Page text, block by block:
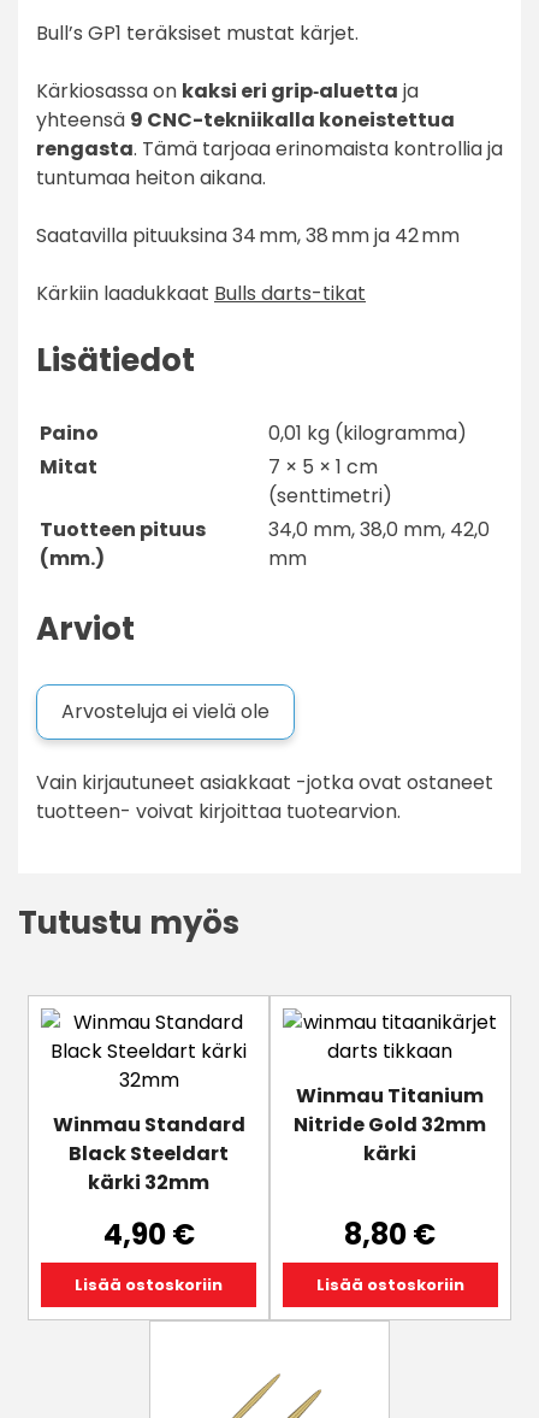
Bull’s GP1 teräksiset mustat kärjet.
Kärkiosassa on kaksi eri grip‑aluetta ja
yhteensä 9 CNC-tekniikalla koneistettua
rengasta. Tämä tarjoaa erinomaista kontrollia ja
tuntumaa heiton aikana.
Saatavilla pituuksina 34 mm, 38 mm ja 42 mm
Kärkiin laadukkaat Bulls darts-tikat
Lisätiedot
Paino
0,01 kg (kilogramma)
Mitat
7 × 5 × 1 cm
(senttimetri)
Tuotteen pituus
(mm.)
34,0 mm, 38,0 mm, 42,0
mm
Arviot
Arvosteluja ei vielä ole
Vain kirjautuneet asiakkaat -jotka ovat ostaneet
tuotteen- voivat kirjoittaa tuotearvion.
Tutustu myös
Winmau Standard
Black Steeldart
kärki 32mm
4,90€
Lisää ostoskoriin
Winmau Titanium
Nitride Gold 32mm
kärki
8,80€
Lisää ostoskoriin